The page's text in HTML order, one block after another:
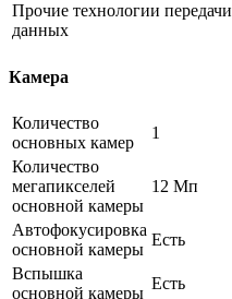
Прочие технологии передачи
данных
Камера
Количество
основных камер
1
Количество
мегапикселей
основной камеры
12 Мп
Автофокусировка
основной камеры
Есть
Вспышка
основной камеры
Есть